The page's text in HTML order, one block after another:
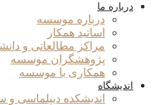
درباره ما
درباره موسسه
اساتید همکار
مراکز مطالعاتی و
پژوهشگران موسسه
همکاری با موسسه
اندیشگاه
اندیشکده دیپلماسی